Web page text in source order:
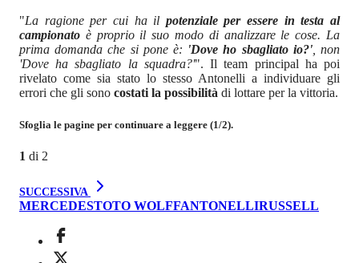
"La ragione per cui ha il potenziale per essere in testa al
campionato è proprio il suo modo di analizzare le cose. La
prima domanda che si pone è: 'Dove ho sbagliato io?', non
'Dove ha sbagliato la squadra?'". Il team principal ha poi
rivelato come sia stato lo stesso Antonelli a individuare gli
errori che gli sono costati la possibilità di lottare per la vittoria.
Sfoglia le pagine per continuare a leggere (1/2).
1 di 2
SUCCESSIVA
MERCEDESTOTO WOLFFANTONELLIRUSSELL